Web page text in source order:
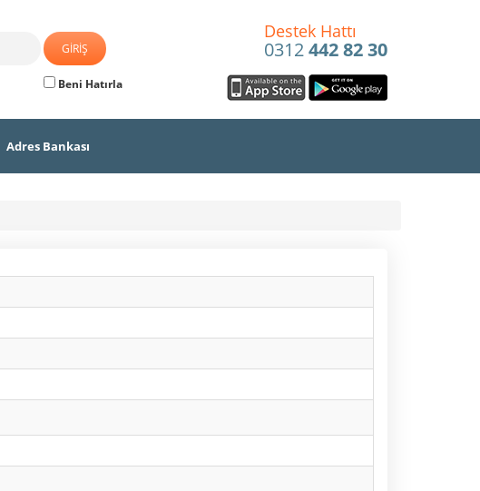
Beni Hatırla
Destek Hattı
0312442 82 30
Adres Bankası